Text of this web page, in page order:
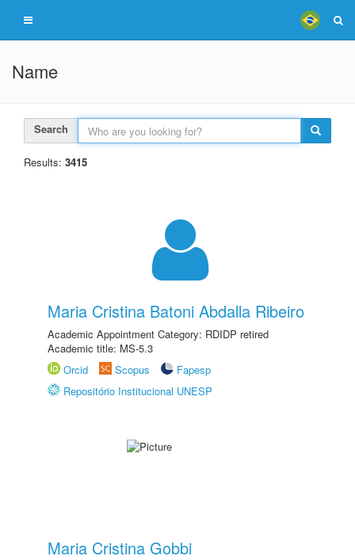
Name
Search
Results: 3415
Maria Cristina Batoni Abdalla Ribeiro
Academic Appointment Category: RDIDP retired
Academic title: MS-5.3
Orcid
Scopus
Fapesp
Repositório Institucional UNESP
Maria Cristina Gobbi